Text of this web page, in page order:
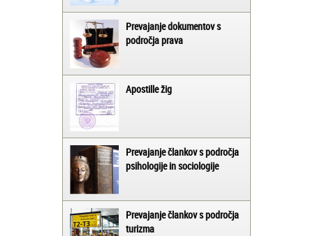
Prevajanje dokumentov s
področja prava
Apostille žig
Prevajanje člankov s področja
psihologije in sociologije
Prevajanje člankov s področja
turizma